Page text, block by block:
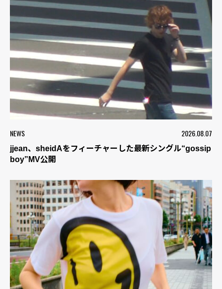
NEWS 2026.08.07
jjean、sheidAをフィーチャーした最新シングル“gossip
boy”MV公開